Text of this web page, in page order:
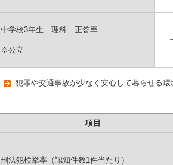
中学校3年生 理科 正答率
※公立
犯罪や交通事故が少なく安心して暮らせる環
項目
刑法犯検挙率（認知件数1件当たり）